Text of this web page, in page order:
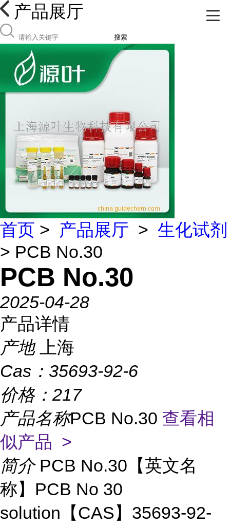
产品展厅
搜索
首页 > 产品展厅 > 生化试剂
> PCB No.30
PCB No.30
2025-04-28
产品详情
产地
上海
Cas： 35693-92-6
价格： 217
产品名称PCB No.30 查看相
似产品 >
简介 PCB No.30【英文名
称】PCB No 30
solution【CAS】35693-92-